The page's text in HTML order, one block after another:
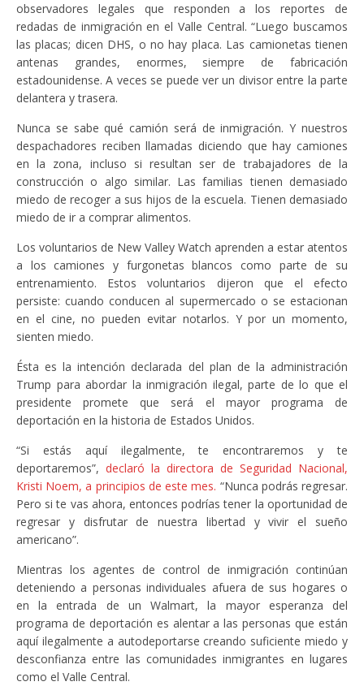
observadores legales que responden a los reportes de
redadas de inmigración en el Valle Central. “Luego buscamos
las placas; dicen DHS, o no hay placa. Las camionetas tienen
antenas grandes, enormes, siempre de fabricación
estadounidense. A veces se puede ver un divisor entre la parte
delantera y trasera.
Nunca se sabe qué camión será de inmigración. Y nuestros
despachadores reciben llamadas diciendo que hay camiones
en la zona, incluso si resultan ser de trabajadores de la
construcción o algo similar. Las familias tienen demasiado
miedo de recoger a sus hijos de la escuela. Tienen demasiado
miedo de ir a comprar alimentos.
Los voluntarios de New Valley Watch aprenden a estar atentos
a los camiones y furgonetas blancos como parte de su
entrenamiento. Estos voluntarios dijeron que el efecto
persiste: cuando conducen al supermercado o se estacionan
en el cine, no pueden evitar notarlos. Y por un momento,
sienten miedo.
Ésta es la intención declarada del plan de la administración
Trump para abordar la inmigración ilegal, parte de lo que el
presidente promete que será el mayor programa de
deportación en la historia de Estados Unidos.
“Si estás aquí ilegalmente, te encontraremos y te
deportaremos”, declaró la directora de Seguridad Nacional,
Kristi Noem, a principios de este mes. “Nunca podrás regresar.
Pero si te vas ahora, entonces podrías tener la oportunidad de
regresar y disfrutar de nuestra libertad y vivir el sueño
americano”.
Mientras los agentes de control de inmigración continúan
deteniendo a personas individuales afuera de sus hogares o
en la entrada de un Walmart, la mayor esperanza del
programa de deportación es alentar a las personas que están
aquí ilegalmente a autodeportarse creando suficiente miedo y
desconfianza entre las comunidades inmigrantes en lugares
como el Valle Central.